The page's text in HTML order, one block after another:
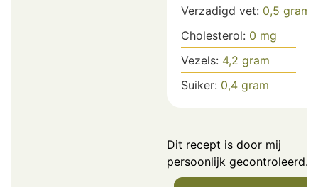
Verzadigd vet: 0,5 gram
Cholesterol: 0 mg
Vezels: 4,2 gram
Suiker: 0,4 gram
Dit recept is door mij
persoonlijk gecontroleerd.